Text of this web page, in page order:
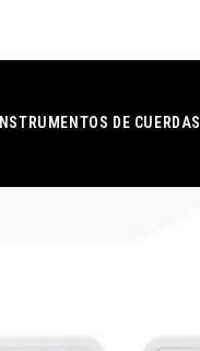
INSTRUMENTOS DE CUERDAS